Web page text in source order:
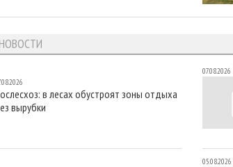
в лесах обустроят зоны отдыха
вырубки
07.08.2026
05.08.2026